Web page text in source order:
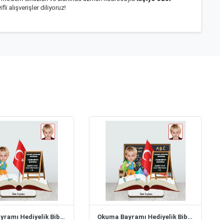
alışverişler diliyoruz!
Okuma Bayramı Hediyelik Biblo Erkek Model 2 Okuma Bayramı Hediyelik Biblo Erkek Model 1